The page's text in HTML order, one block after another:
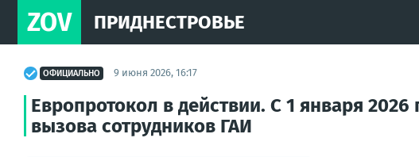
ZOV ПРИДНЕСТРОВЬЕ
ОФИЦИАЛЬНО 9 июня 2026, 16:17
Европротокол в действии. С 1 января
вызова сотрудников ГАИ